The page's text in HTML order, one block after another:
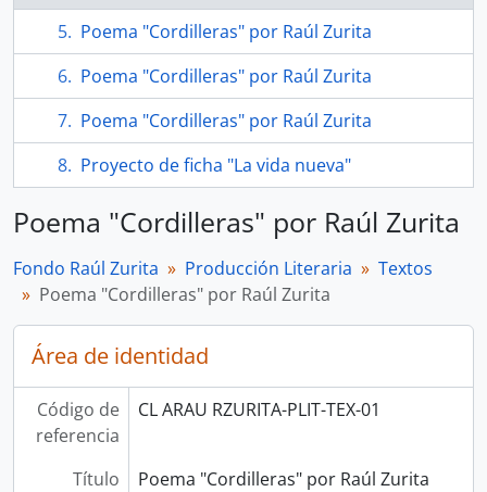
Poema "Cordilleras" por Raúl Zurita
Poema "Cordilleras" por Raúl Zurita
Poema "Cordilleras" por Raúl Zurita
Proyecto de ficha "La vida nueva"
Poema "Cordilleras" por Raúl Zurita
Fondo Raúl Zurita Producción Literaria
Textos
Poema "Cordilleras" por Raúl Zurita
Área de identidad
Código de
referencia
CL ARAU RZURITA-PLIT-TEX-01
Título
Poema "Cordilleras" por Raúl Zurita